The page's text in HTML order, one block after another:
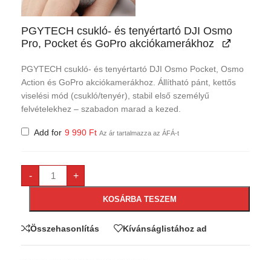
PGYTECH csukló- és tenyértartó DJI Osmo
Pro, Pocket és GoPro akciókamerákhoz
PGYTECH csukló- és tenyértartó DJI Osmo Pocket, Osmo
Action és GoPro akciókamerákhoz. Állítható pánt, kettős
viselési mód (csukló/tenyér), stabil első személyű
felvételekhez – szabadon marad a kezed.
Add for 9 990 Ft Az ár tartalmazza az ÁFÁ-t
- +
KOSÁRBA TESZEM
Összehasonlítás Kívánságlistához ad